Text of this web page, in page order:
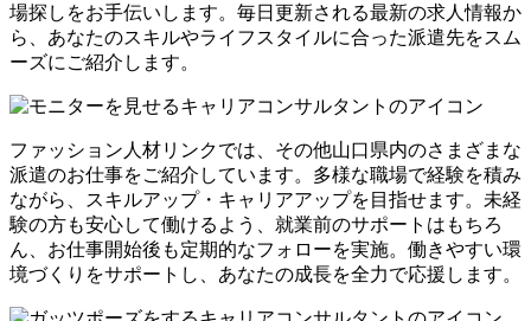
場探しをお手伝いします。毎日更新される最新の求人情報か
ら、あなたのスキルやライフスタイルに合った派遣先をスム
ーズにご紹介します。
ファッション人材リンクでは、その他山口県内のさまざまな
派遣のお仕事をご紹介しています。多様な職場で経験を積み
ながら、スキルアップ・キャリアアップを目指せます。未経
験の方も安心して働けるよう、就業前のサポートはもちろ
ん、お仕事開始後も定期的なフォローを実施。働きやすい環
境づくりをサポートし、あなたの成長を全力で応援します。